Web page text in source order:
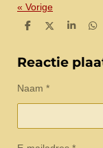
« Vorige
D
e
n
D
l
S
r
e
D
e
n
Reactie
Naam *